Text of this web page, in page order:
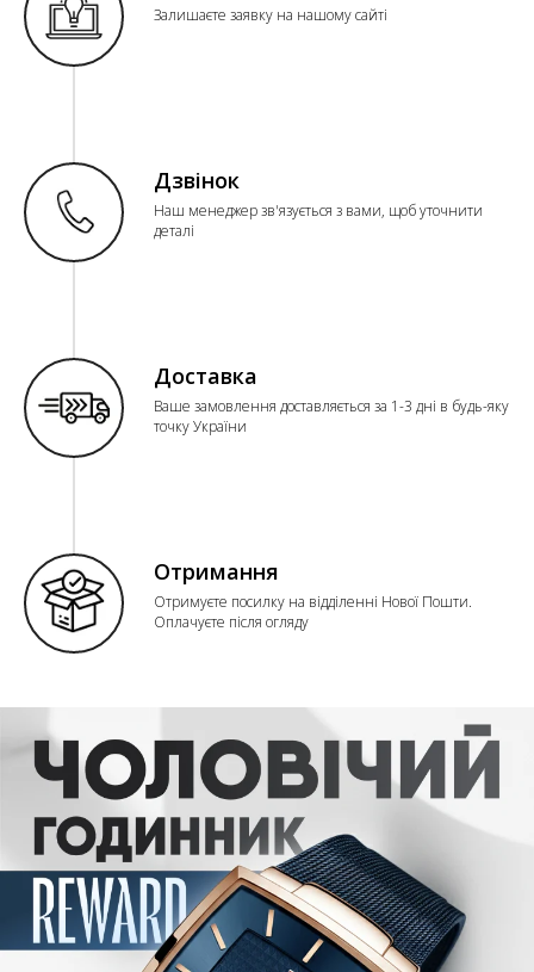
Залишаєте заявку на нашому сайті
Дзвінок
Наш менеджер зв'язується з вами, щоб уточнити
деталі
Доставка
Ваше замовлення доставляється за 1-3 дні в будь-яку
точку України
Отримання
Отримуєте посилку на відділенні Нової Пошти.
Оплачуєте після огляду